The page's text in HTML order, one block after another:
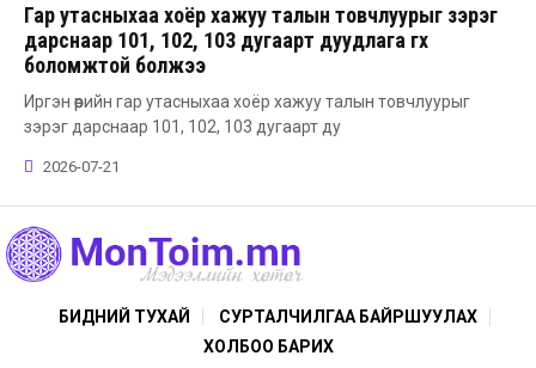
Гар утасныхаа хоёр хажуу талын товчлуурыг зэрэг
дарснаар 101, 102, 103 дугаарт дуудлага өгөх
боломжтой болжээ
Иргэн өөрийн гар утасныхаа хоёр хажуу талын товчлуурыг
зэрэг дарснаар 101, 102, 103 дугаарт ду
2026-07-21
БИДНИЙ ТУХАЙ
СУРТАЛЧИЛГАА БАЙРШУУЛАХ
ХОЛБОО БАРИХ